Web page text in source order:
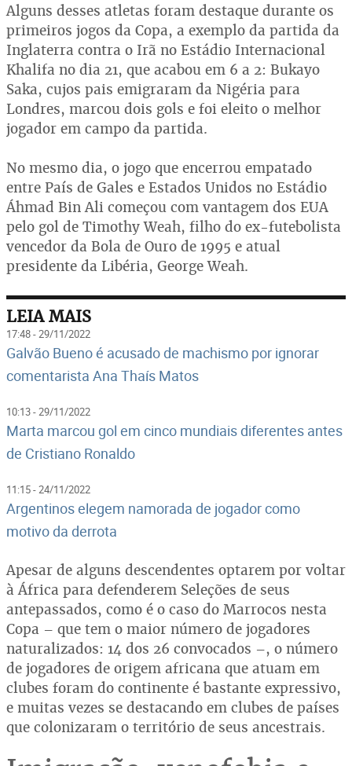
Alguns desses atletas foram destaque durante os
primeiros jogos da Copa, a exemplo da partida da
Inglaterra contra o Irã no Estádio Internacional
Khalifa no dia 21, que acabou em 6 a 2: Bukayo
Saka, cujos pais emigraram da Nigéria para
Londres, marcou dois gols e foi eleito o melhor
jogador em campo da partida.
No mesmo dia, o jogo que encerrou empatado
entre País de Gales e Estados Unidos no Estádio
Áhmad Bin Ali começou com vantagem dos EUA
pelo gol de Timothy Weah, filho do ex-futebolista
vencedor da Bola de Ouro de 1995 e atual
presidente da Libéria, George Weah.
LEIA MAIS
17:48 - 29/11/2022
Galvão Bueno é acusado de machismo por ignorar
comentarista Ana Thaís Matos
10:13 - 29/11/2022
Marta marcou gol em cinco mundiais diferentes antes
de Cristiano Ronaldo
11:15 - 24/11/2022
Argentinos elegem namorada de jogador como
motivo da derrota
Apesar de alguns descendentes optarem por voltar
à África para defenderem Seleções de seus
antepassados, como é o caso do Marrocos nesta
Copa – que tem o maior número de jogadores
naturalizados: 14 dos 26 convocados –, o número
de jogadores de origem africana que atuam em
clubes foram do continente é bastante expressivo,
e muitas vezes se destacando em clubes de países
que colonizaram o território de seus ancestrais.